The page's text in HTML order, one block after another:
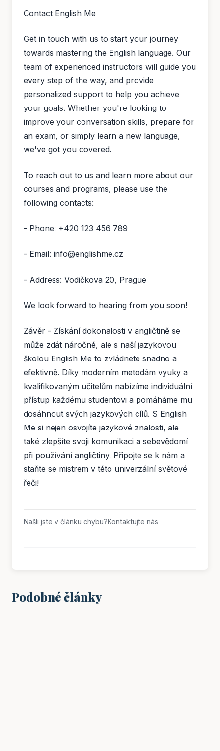
Contact English Me
Get in touch with us to start your journey
towards mastering the English language. Our
team of experienced instructors will guide you
every step of the way, and provide
personalized support to help you achieve
your goals. Whether you're looking to
improve your conversation skills, prepare for
an exam, or simply learn a new language,
we've got you covered.
To reach out to us and learn more about our
courses and programs, please use the
following contacts:
- Phone: +420 123 456 789
- Email: info@englishme.cz
- Address: Vodičkova 20, Prague
We look forward to hearing from you soon!
Závěr - Získání dokonalosti v angličtině se
může zdát náročné, ale s naší jazykovou
školou English Me to zvládnete snadno a
efektivně. Díky moderním metodám výuky a
kvalifikovaným učitelům nabízíme individuální
přístup každému studentovi a pomáháme mu
dosáhnout svých jazykových cílů. S English
Me si nejen osvojíte jazykové znalosti, ale
také zlepšíte svoji komunikaci a sebevědomí
při používání angličtiny. Připojte se k nám a
staňte se mistrem v této univerzální světové
řeči!
Našli jste v článku chybu?Kontaktujte nás
Podobné články